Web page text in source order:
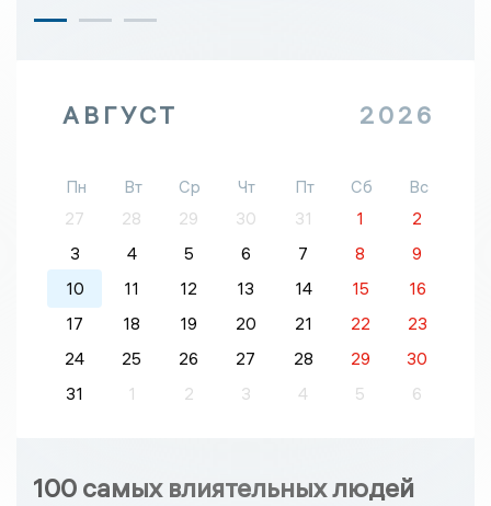
АВГУСТ 2026
Пн Вт Ср Чт Пт Сб
Вс
27
28 29 30 31 1
2
3
4 5 6 7 8
9
10
11 12 13 14 15
16
17
18 19 20 21 22
23
24
25 26 27 28 29
30
31
1 2 3 4 5 6
100 самых влиятельных людей